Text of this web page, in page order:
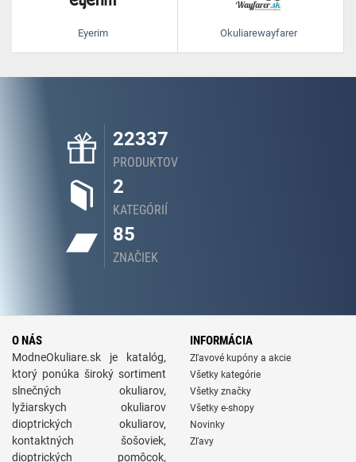
Eyerim Okuliarewayfarer
22337
PRODUKTOV
2
KATEGÓRIÍ
85
ZNAČIEK
O NÁS
ModneOkuliare.sk je katalóg,
ktorý ponúka široký sortiment
slnečných okuliarov,
lyžiarskych okuliarov
dioptrických okuliarov,
kontaktných šošoviek,
dioptrických pomôcok,
INFORMÁCIA
Zľavové kupóny a akcie
Všetky kategórie
Všetky značky
Všetky e-shopy
Novinky
Zľavy